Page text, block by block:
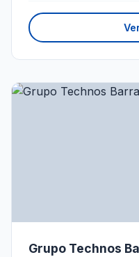
Grupo Technos